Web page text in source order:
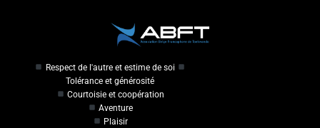
Respect de l'autre et estime de soi
Tolérance et générosité
Courtoisie et coopération
Aventure
Plaisir